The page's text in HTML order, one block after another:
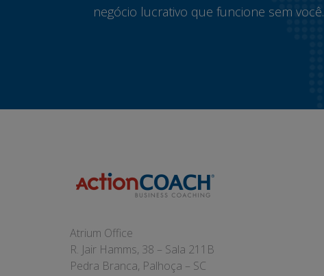
negócio lucrativo que funcione sem você.
Atrium Office
R. Jair Hamms, 38 – Sala 211B
Pedra Branca, Palhoça – SC